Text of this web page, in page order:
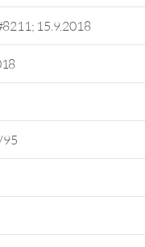
15.9.2018
95